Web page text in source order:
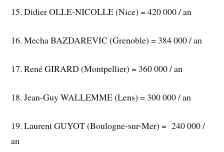
15. Didier OLLE-NICOLLE (Nice) = 420 000 / an
16. Mecha BAZDAREVIC (Grenoble) = 384 000 / an
17. René GIRARD (Montpellier) = 360 000 / an
18. Jean-Guy WALLEMME (Lens) = 300 000 / an
19. Laurent GUYOT (Boulogne-sur-Mer) = 240 000 /
an